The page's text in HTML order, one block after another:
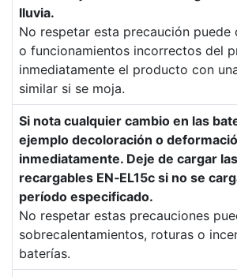
lluvia.
No respetar esta precaución puede
o funcionamientos incorrectos del
inmediatamente el producto con
similar si se moja.
Si nota cualquier cambio en las
ejemplo decoloración o
inmediatamente. Deje de cargar
recargables EN‑EL15c si no se
período especificado.
No respetar estas precauciones
sobrecalentamientos, roturas o
baterías.